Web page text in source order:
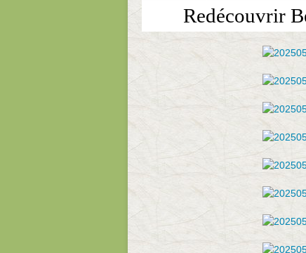
Redécouvrir